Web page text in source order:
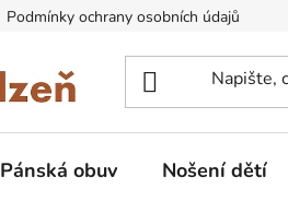
Podmínky ochrany osobních údajů
Pánská obuv Nošení dětí